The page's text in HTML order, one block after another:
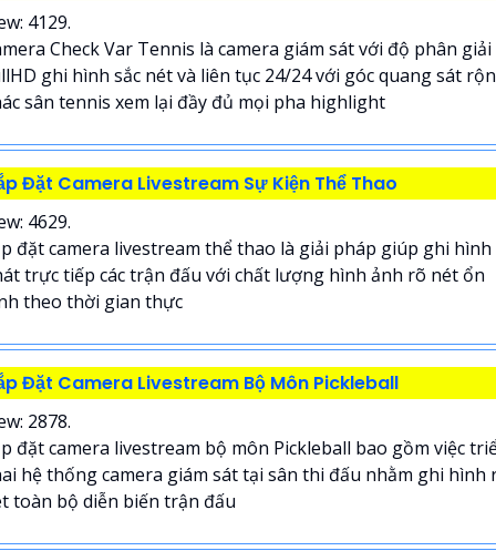
4129.
Check Var Tennis là camera giám sát với độ phân giải
ghi hình sắc nét và liên tục 24/24 với góc quang sát
sân tennis xem lại đầy đủ mọi pha highlight
Đặt Camera Livestream Sự Kiện Thể Thao
4629.
đặt camera livestream thể thao là giải pháp giúp ghi hình
trực tiếp các trận đấu với chất lượng hình ảnh rõ nét ổn
theo thời gian thực
Đặt Camera Livestream Bộ Môn Pickleball
2878.
đặt camera livestream bộ môn Pickleball bao gồm việc
hệ thống camera giám sát tại sân thi đấu nhằm ghi hình
toàn bộ diễn biến trận đấu